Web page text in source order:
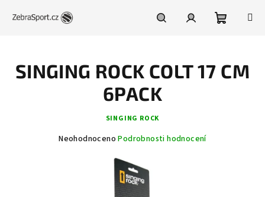
košík
SINGING ROCK COLT 17 CM
6PACK
SINGING ROCK
Průměrné
Neohodnoceno Podrobnosti hodnocení